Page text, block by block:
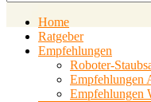
Home
Ratgeber
Empfehlungen
Roboter-
Empfehlungen
Empfehlungen